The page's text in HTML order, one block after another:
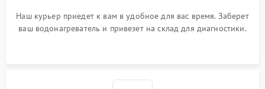
Наш курьер приедет к вам в удобное для вас время. Заберет
ваш водонагреватель и привезет на склад для диагностики.